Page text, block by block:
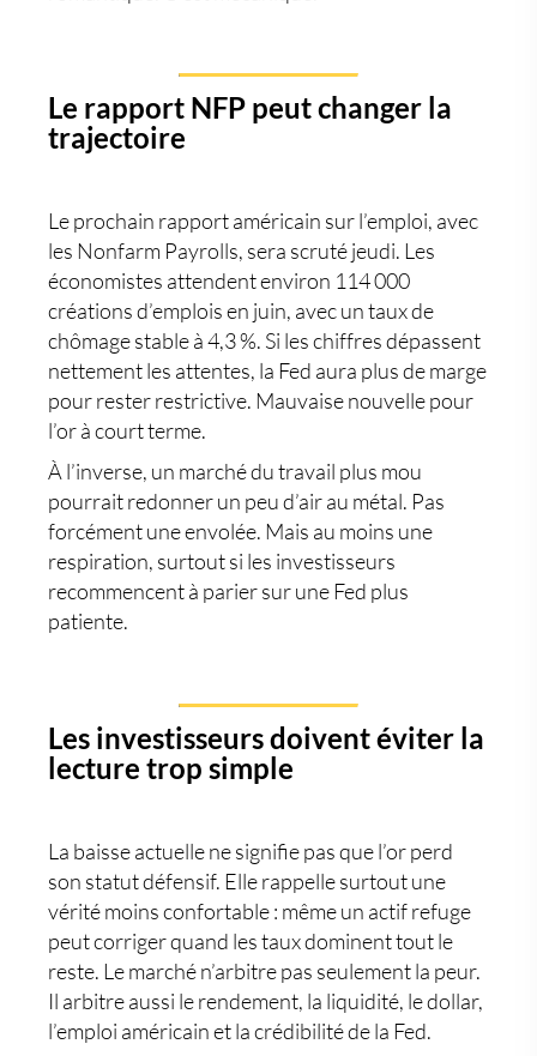
Le rapport NFP peut changer la
trajectoire
Le prochain rapport américain sur l’emploi, avec
les Nonfarm Payrolls, sera scruté jeudi. Les
économistes attendent environ 114 000
créations d’emplois en juin, avec un taux de
chômage stable à 4,3 %. Si les chiffres dépassent
nettement les attentes, la Fed aura plus de marge
pour rester restrictive. Mauvaise nouvelle pour
l’or à court terme.
À l’inverse, un marché du travail plus mou
pourrait redonner un peu d’air au métal. Pas
forcément une envolée. Mais au moins une
respiration, surtout si les investisseurs
recommencent à parier sur une Fed plus
patiente.
Les investisseurs doivent éviter la
lecture trop simple
La baisse actuelle ne signifie pas que l’or perd
son statut défensif. Elle rappelle surtout une
vérité moins confortable : même un actif refuge
peut corriger quand les taux dominent tout le
reste. Le marché n’arbitre pas seulement la peur.
Il arbitre aussi le rendement, la liquidité, le dollar,
l’emploi américain et la crédibilité de la Fed.